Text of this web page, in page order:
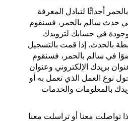
أحداثًا لتبادل المعرفة
حدث سالم بالحمر، فسنقوم
في حسابك لتزويدك
بالحدث. إذا قمت بالتسجيل
في سالم بالحمر، فسنقوم
بريدك الإلكتروني وعنوان
نوع العمل الذي تعمل به أو
بالمعلومات والخدمات
تواصلت معنا أو تراسلت معنا